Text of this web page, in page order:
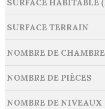
SURFACE HABITABLE
SURFACE TERRAIN
NOMBRE DE
NOMBRE DE PIÈCES
NOMBRE DE NIVEAUX